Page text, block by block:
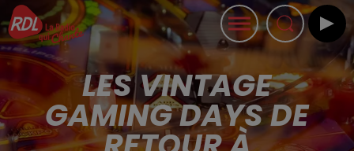
LES VINTAGE
GAMING DAYS DE